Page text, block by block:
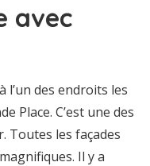
avec
l’un des endroits les
Place. C’est une des
Toutes les façades
Il y a